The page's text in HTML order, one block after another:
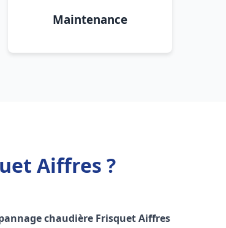
Maintenance
Aiffres ?
chaudière FrisquetAiffres